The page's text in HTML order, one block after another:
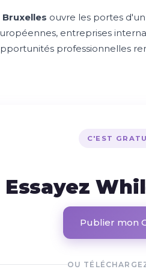
ouvre les portes
entreprises
professionnelles
C'EST
Essayez
Publier mon
OU